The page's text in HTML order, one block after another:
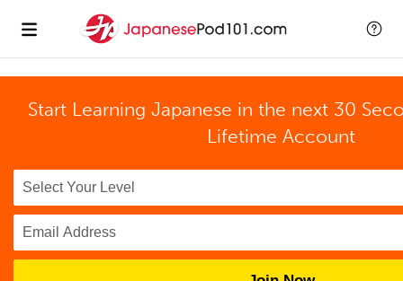
Start Learning Japanese in the next 30
Lifetime Account